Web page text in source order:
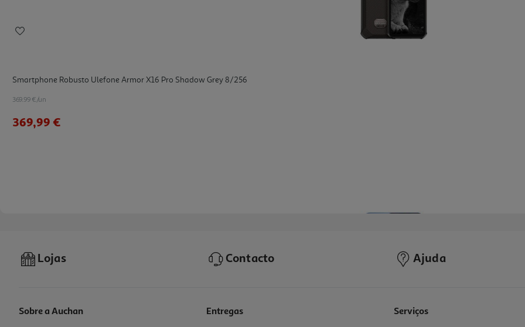
Smartphone Robusto Ulefone Armor X16 Pro Shadow Grey 8/256
369.99 €/un
369,99 €
Lojas Contacto Ajuda
Sobre a Auchan Entregas Serviços